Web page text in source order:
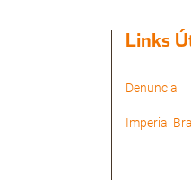
Links
Denuncia
Imperial